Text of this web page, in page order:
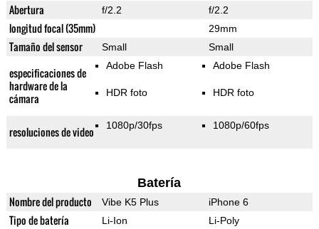
Abertura f/2.2 f/2.2
longitud focal (35mm) 29mm
Tamaño del sensor Small Small
especificaciones de
hardware de la
cámara
Adobe Flash
HDR foto
Adobe Flash
HDR foto
resoluciones de video 1080p/30fps 1080p/60fps
Batería
Nombre del producto Vibe K5 Plus iPhone 6
Tipo de batería Li-Ion Li-Poly